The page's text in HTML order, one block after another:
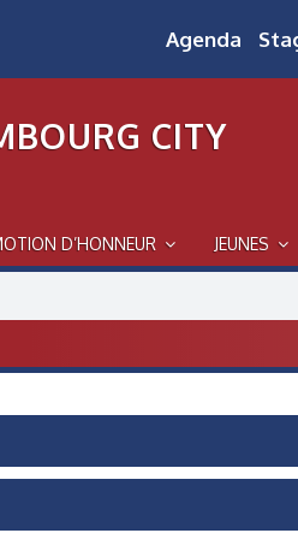
Agenda
CITY
D’HONNEUR JEUNES